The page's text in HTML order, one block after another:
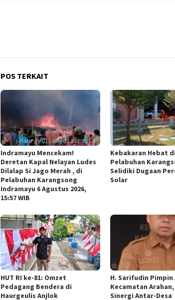
POS TERKAIT
Indramayu Mencekam!
Deretan Kapal Nelayan Ludes
Dilalap Si Jago Merah , di
Pelabuhan Karangsong
Indramayu 6 Agustus 2026,
15:57 WIB
Kebakaran Hebat di
Pelabuhan
Selidiki Dugaan
Solar
HUT RI ke-81: Omzet
Pedagang Bendera di
Haurgeulis Anjlok
H. Sarifudin Pimpin
Kecamatan
Sinergi Antar-Desa